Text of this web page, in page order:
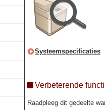
Systeemspecificaties
Verbeterende
Raadpleeg dit gedeelte